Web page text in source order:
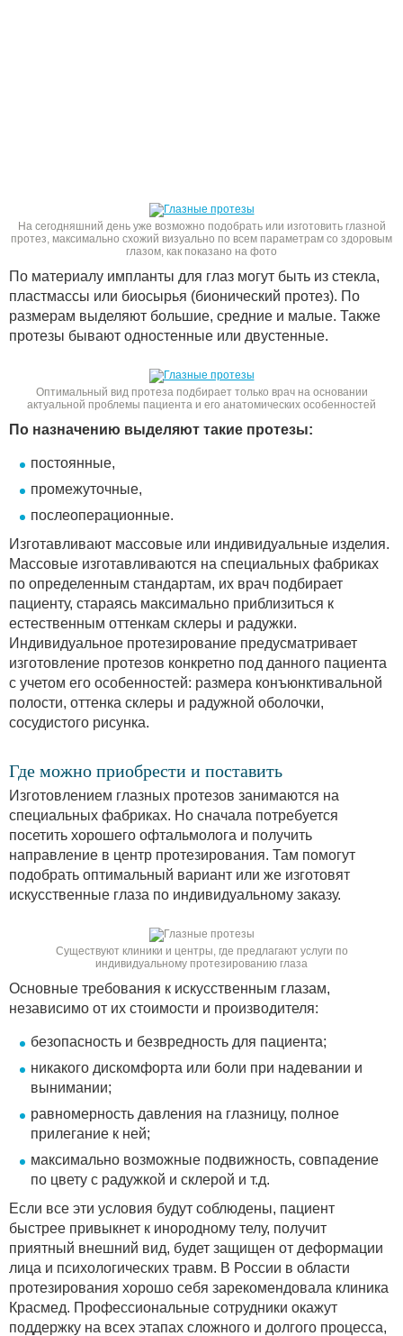
На сегодняшний день уже возможно подобрать или изготовить глазной
протез, максимально схожий визуально по всем параметрам со здоровым
глазом, как показано на фото
По материалу импланты для глаз могут быть из стекла,
пластмассы или биосырья (бионический протез). По
размерам выделяют большие, средние и малые. Также
протезы бывают одностенные или двустенные.
Оптимальный вид протеза подбирает только врач на основании
актуальной проблемы пациента и его анатомических особенностей
По назначению выделяют такие протезы:
постоянные,
промежуточные,
послеоперационные.
Изготавливают массовые или индивидуальные изделия.
Массовые изготавливаются на специальных фабриках
по определенным стандартам, их врач подбирает
пациенту, стараясь максимально приблизиться к
естественным оттенкам склеры и радужки.
Индивидуальное протезирование предусматривает
изготовление протезов конкретно под данного пациента
с учетом его особенностей: размера конъюнктивальной
полости, оттенка склеры и радужной оболочки,
сосудистого рисунка.
Где можно приобрести и поставить
Изготовлением глазных протезов занимаются на
специальных фабриках. Но сначала потребуется
посетить хорошего офтальмолога и получить
направление в центр протезирования. Там помогут
подобрать оптимальный вариант или же изготовят
искусственные глаза по индивидуальному заказу.
Существуют клиники и центры, где предлагают услуги по
индивидуальному протезированию глаза
Основные требования к искусственным глазам,
независимо от их стоимости и производителя:
безопасность и безвредность для пациента;
никакого дискомфорта или боли при надевании и
вынимании;
равномерность давления на глазницу, полное
прилегание к ней;
максимально возможные подвижность, совпадение
по цвету с радужкой и склерой и т.д.
Если все эти условия будут соблюдены, пациент
быстрее привыкнет к инородному телу, получит
приятный внешний вид, будет защищен от деформации
лица и психологических травм. В России в области
протезирования хорошо себя зарекомендовала клиника
Красмед. Профессиональные сотрудники окажут
поддержку на всех этапах сложного и долгого процесса,